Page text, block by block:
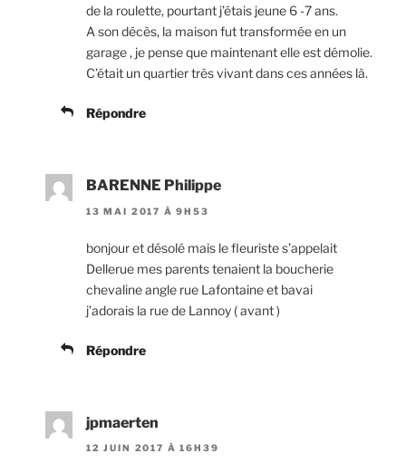
de la roulette, pourtant j’étais jeune 6 -7 ans.
A son décès, la maison fut transformée en un
garage , je pense que maintenant elle est démolie.
C’était un quartier très vivant dans ces années là.
Répondre
BARENNE Philippe
13 MAI 2017 À 9H53
bonjour et désolé mais le fleuriste s’appelait
Dellerue mes parents tenaient la boucherie
chevaline angle rue Lafontaine et bavai
j’adorais la rue de Lannoy ( avant )
Répondre
jpmaerten
12 JUIN 2017 À 16H39